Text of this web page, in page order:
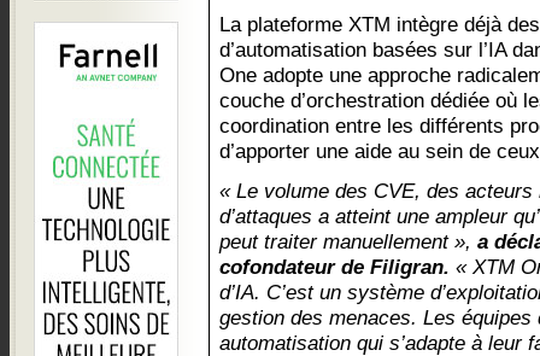
La plateforme XTM intègre déjà
d’automatisation basées sur l’IA
One adopte une approche
couche d’orchestration dédiée où
coordination entre les différents
d’apporter une aide au sein de
« Le volume des CVE, des
d’attaques a atteint une ampleur
peut traiter manuellement », a
cofondateur de Filigran. « XTM
d’IA. C’est un système
gestion des menaces. Les
automatisation qui s’adapte à leur